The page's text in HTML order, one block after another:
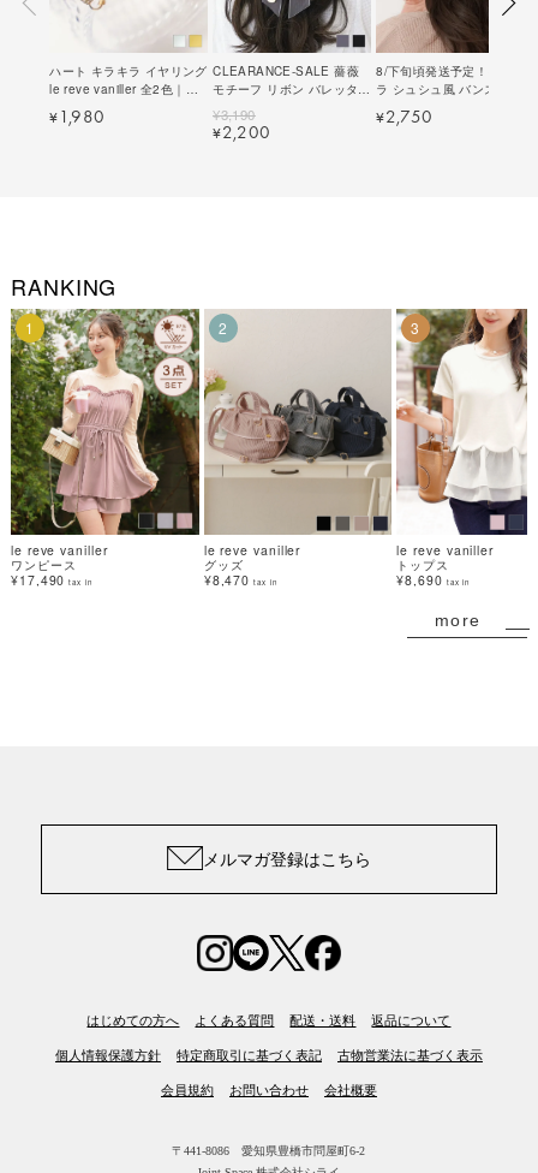
ハート キラキラ イヤリング
le reve vaniller 全2色｜
¥ 1,980
CLEARANCE-SALE 薔薇
モチーフ リボン バレッタ
lvn965-2110【1】
¥3,190
¥2,200
8/下旬頃発送予定！キラキ
ラ シュシュ風 バンスクリッ
lvn955-2025【8】
¥2,750
RANKING
1
le reve vaniller
ワンピース
¥17,490 tax in
2
le reve vaniller
グッズ
¥8,470 tax in
3
le reve vaniller
トップス
¥8,690 tax in
more
メルマガ登録はこちら
はじめての方へ よくある質問 配送・送料 返品について
個人情報保護方針 特定商取引に基づく表記 古物営業法に基づく表示
会員規約 お問い合わせ 会社概要
〒441-8086 愛知県豊橋市問屋町6-2